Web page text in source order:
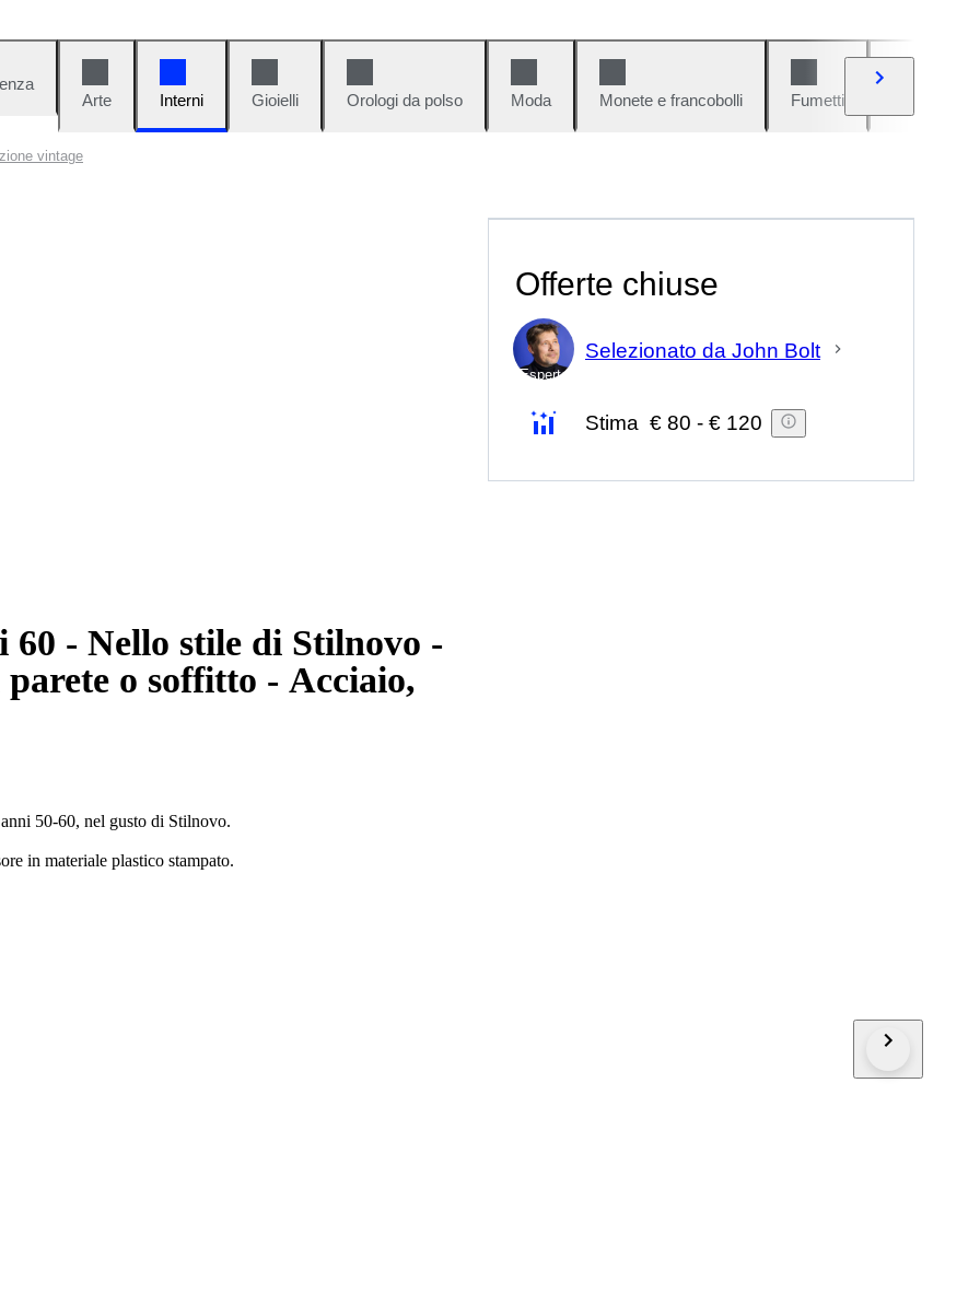
Arte
Interni Gioielli Orologi da polso Moda Monete e francobolli Fumetti
vintage
- Nello stile di Stilnovo -
o soffitto - Acciaio,
50-60, nel gusto di Stilnovo.
in materiale plastico stampato.
Offerte chiuse
Esperto
Selezionato da John Bolt
Stima € 80 - € 120